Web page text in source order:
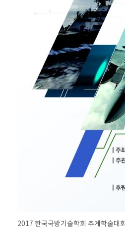
2017 한국국방기술학회 추계학술대회